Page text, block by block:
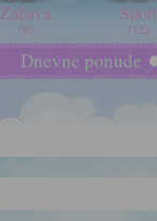
Zabava
(6)
Sport
(12)
Dnevne ponude